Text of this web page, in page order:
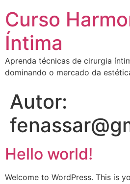
Curso
Íntima
Aprenda técnicas de cirurgia
dominando o mercado da
Autor:
Hello world!
Welcome to WordPress. This is